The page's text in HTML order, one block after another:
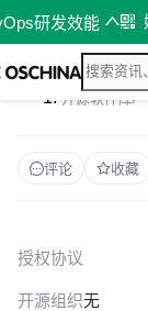
研发效能
开源软件库/
评论 收藏
授权协议
开源组织无